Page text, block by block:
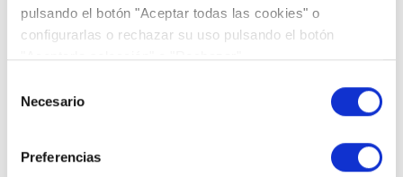
pulsando el botón "Aceptar todas las cookies" o
configurarlas o rechazar su uso pulsando el botón
"Aceptarla selección" o "Rechazar".
Necesario
Preferencias
Diseño de flyers, banners, tarjetas, invitaciones,
e-mailings... Papelería corporativa, señalística,
iconos,... Packaging y merchandising.